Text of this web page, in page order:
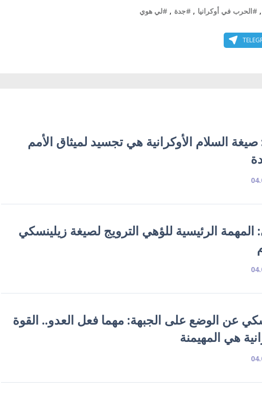
, #الحرب في أوكرانيا , #جدة , #لي هوي
صيغة السلام الأوكرانية هي تجسيد لميثاق الأمم
المهمة الرئيسية للؤهي الترويج لصيغة زيلينسكي
عن الوضع على الجبهة: مهما فعل العدو.. القوة
هي المهيمنة